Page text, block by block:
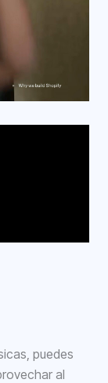
puedes
al